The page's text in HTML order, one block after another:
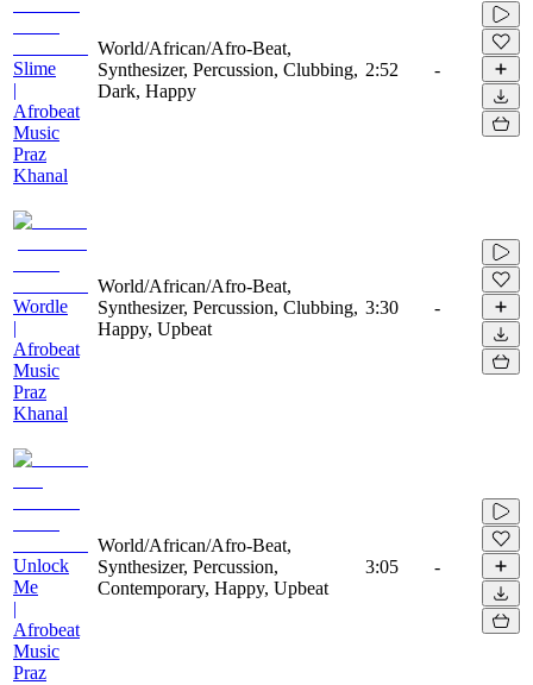
Slime
|
Afrobeat
Music
Praz
Khanal
World/African/Afro-Beat,
Synthesizer, Percussion, Clubbing,
Dark, Happy
2:52 -
Wordle
|
Afrobeat
Music
Praz
Khanal
World/African/Afro-Beat,
Synthesizer, Percussion, Clubbing,
Happy, Upbeat
3:30 -
Unlock
Me
|
Afrobeat
Music
Praz
World/African/Afro-Beat,
Synthesizer, Percussion,
Contemporary, Happy, Upbeat
3:05 -